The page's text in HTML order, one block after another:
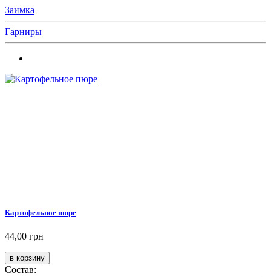
Заимка
Гарниры
Картофельное пюре
44,00 грн
Состав: